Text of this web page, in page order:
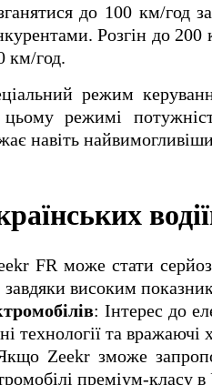
до 100 км/год
Розгін до
км/год.
режим
режимі
навіть
FR може стати
високим
: Інтерес до
технології та вражаючі
Zeekr зможе
преміум-класу в